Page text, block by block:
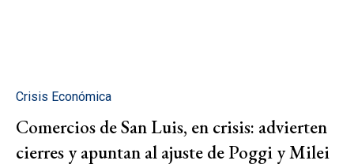
Crisis Económica
Comercios de San Luis, en crisis: advierten
cierres y apuntan al ajuste de Poggi y Milei